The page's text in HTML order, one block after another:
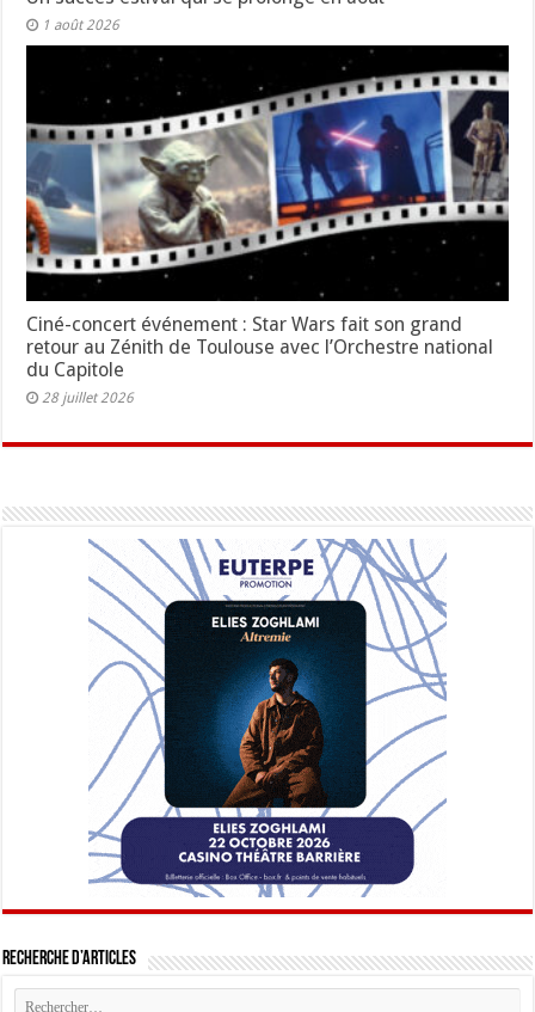
1 août 2026
Ciné-concert événement : Star Wars fait son grand
retour au Zénith de Toulouse avec l’Orchestre national
du Capitole
28 juillet 2026
Recherche d’articles